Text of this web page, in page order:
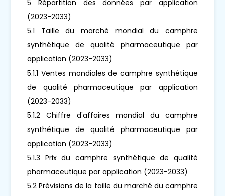
5 Répartition des données par application
(2023-2033)
5.1 Taille du marché mondial du camphre
synthétique de qualité pharmaceutique par
application (2023-2033)
5.1.1 Ventes mondiales de camphre synthétique
de qualité pharmaceutique par application
(2023-2033)
5.1.2 Chiffre d'affaires mondial du camphre
synthétique de qualité pharmaceutique par
application (2023-2033)
5.1.3 Prix du camphre synthétique de qualité
pharmaceutique par application (2023-2033)
5.2 Prévisions de la taille du marché du camphre